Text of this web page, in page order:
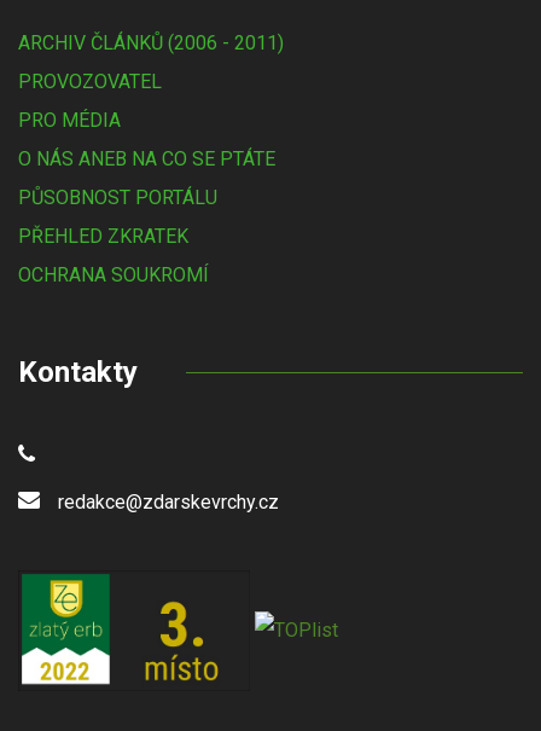
ARCHIV ČLÁNKŮ (2006 - 2011)
PROVOZOVATEL
PRO MÉDIA
O NÁS ANEB NA CO SE PTÁTE
PŮSOBNOST PORTÁLU
PŘEHLED ZKRATEK
OCHRANA SOUKROMÍ
Kontakty
redakce@zdarskevrchy.cz